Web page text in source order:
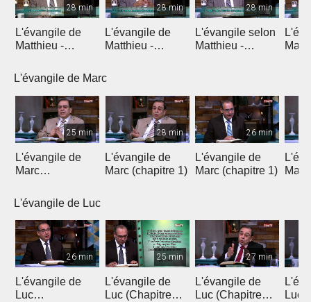
28 min
L'évangile de
Matthieu -
28 min
L'évangile de
Matthieu -
28 min
L'évangile selon
Matthieu -
L'évangile de Marc
25 min
L'évangile de
Marc
28 min
L'évangile de
Marc (chapitre 1)
26 min
L'évangile de
Marc (chapitre 1)
L'évangile de Luc
26 min
L'évangile de
Luc
25 min
L'évangile de
Luc (Chapitre
27 min
L'évangile de
Luc (Chapitre
Luc